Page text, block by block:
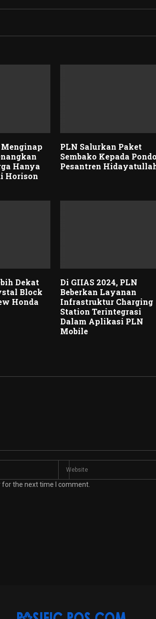
Hanya
Horison
PLN Salurkan Paket
Sembako Kepada
Pesantren
Dekat
Block
Honda
Di GIIAS 2024, PLN
Beberkan Layanan
Infrastruktur Charging
Station Terintegrasi
Dalam Aplikasi PLN
Mobile
for the next time I comment.